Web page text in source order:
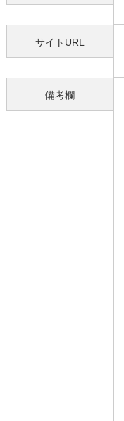
サイトURL
備考欄